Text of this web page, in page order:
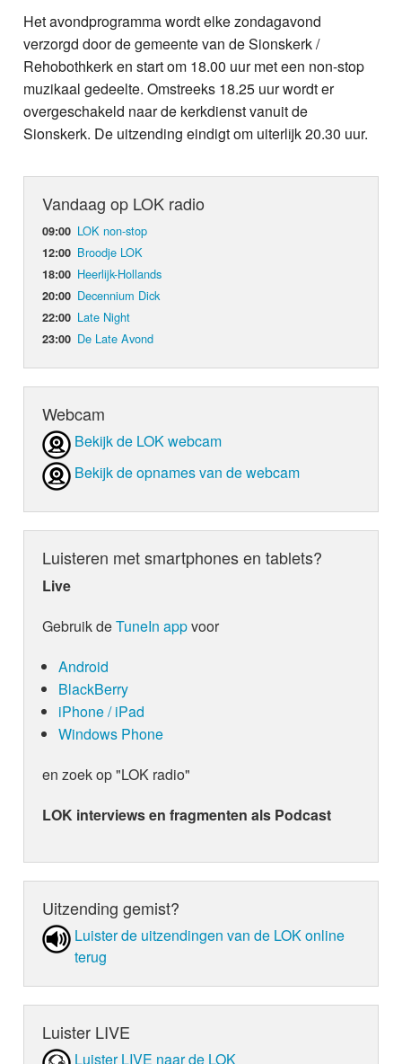
Het avondprogramma wordt elke zondagavond
verzorgd door de gemeente van de Sionskerk /
Rehobothkerk en start om 18.00 uur met een non-stop
muzikaal gedeelte. Omstreeks 18.25 uur wordt er
overgeschakeld naar de kerkdienst vanuit de
Sionskerk. De uitzending eindigt om uiterlijk 20.30 uur.
Vandaag op LOK radio
09:00 LOK non-stop
12:00 Broodje LOK
18:00 Heerlijk-Hollands
20:00 Decennium Dick
22:00 Late Night
23:00 De Late Avond
Webcam
Bekijk de LOK webcam
Bekijk de opnames van de webcam
Luisteren met smartphones en tablets?
Live
Gebruik deTuneIn appvoor
Android
BlackBerry
iPhone / iPad
Windows Phone
en zoek op "LOK radio"
LOK interviews en fragmenten als Podcast
Uitzending gemist?
Luister de uit­zen­din­gen van de LOK online
terug
Luister LIVE
Luister LIVE naar de LOK